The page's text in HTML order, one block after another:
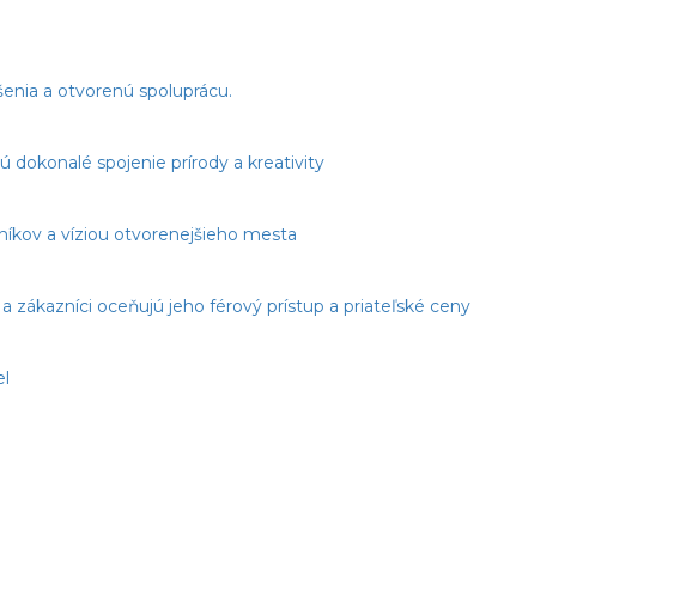
a otvorenú spoluprácu.
dokonalé spojenie prírody a kreativity
a víziou otvorenejšieho mesta
zákazníci oceňujú jeho férový prístup a priateľské ceny